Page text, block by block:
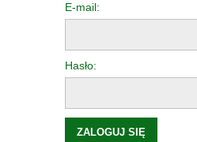
E-mail:
Hasło:
ZALOGUJ SIĘ